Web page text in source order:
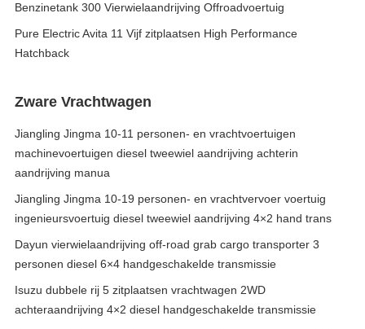
Benzinetank 300 Vierwielaandrijving Offroadvoertuig
Pure Electric Avita 11 Vijf zitplaatsen High Performance
Hatchback
Zware Vrachtwagen
Jiangling Jingma 10-11 personen- en vrachtvoertuigen
machinevoertuigen diesel tweewiel aandrijving achterin
aandrijving manua
Jiangling Jingma 10-19 personen- en vrachtvervoer voertuig
ingenieursvoertuig diesel tweewiel aandrijving 4×2 hand trans
Dayun vierwielaandrijving off-road grab cargo transporter 3
personen diesel 6×4 handgeschakelde transmissie
Isuzu dubbele rij 5 zitplaatsen vrachtwagen 2WD
achteraandrijving 4×2 diesel handgeschakelde transmissie